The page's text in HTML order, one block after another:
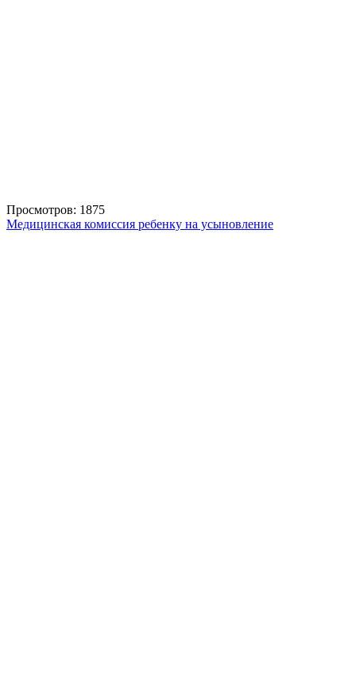
Просмотров: 1875
Медицинская комиссия ребенку на усыновление